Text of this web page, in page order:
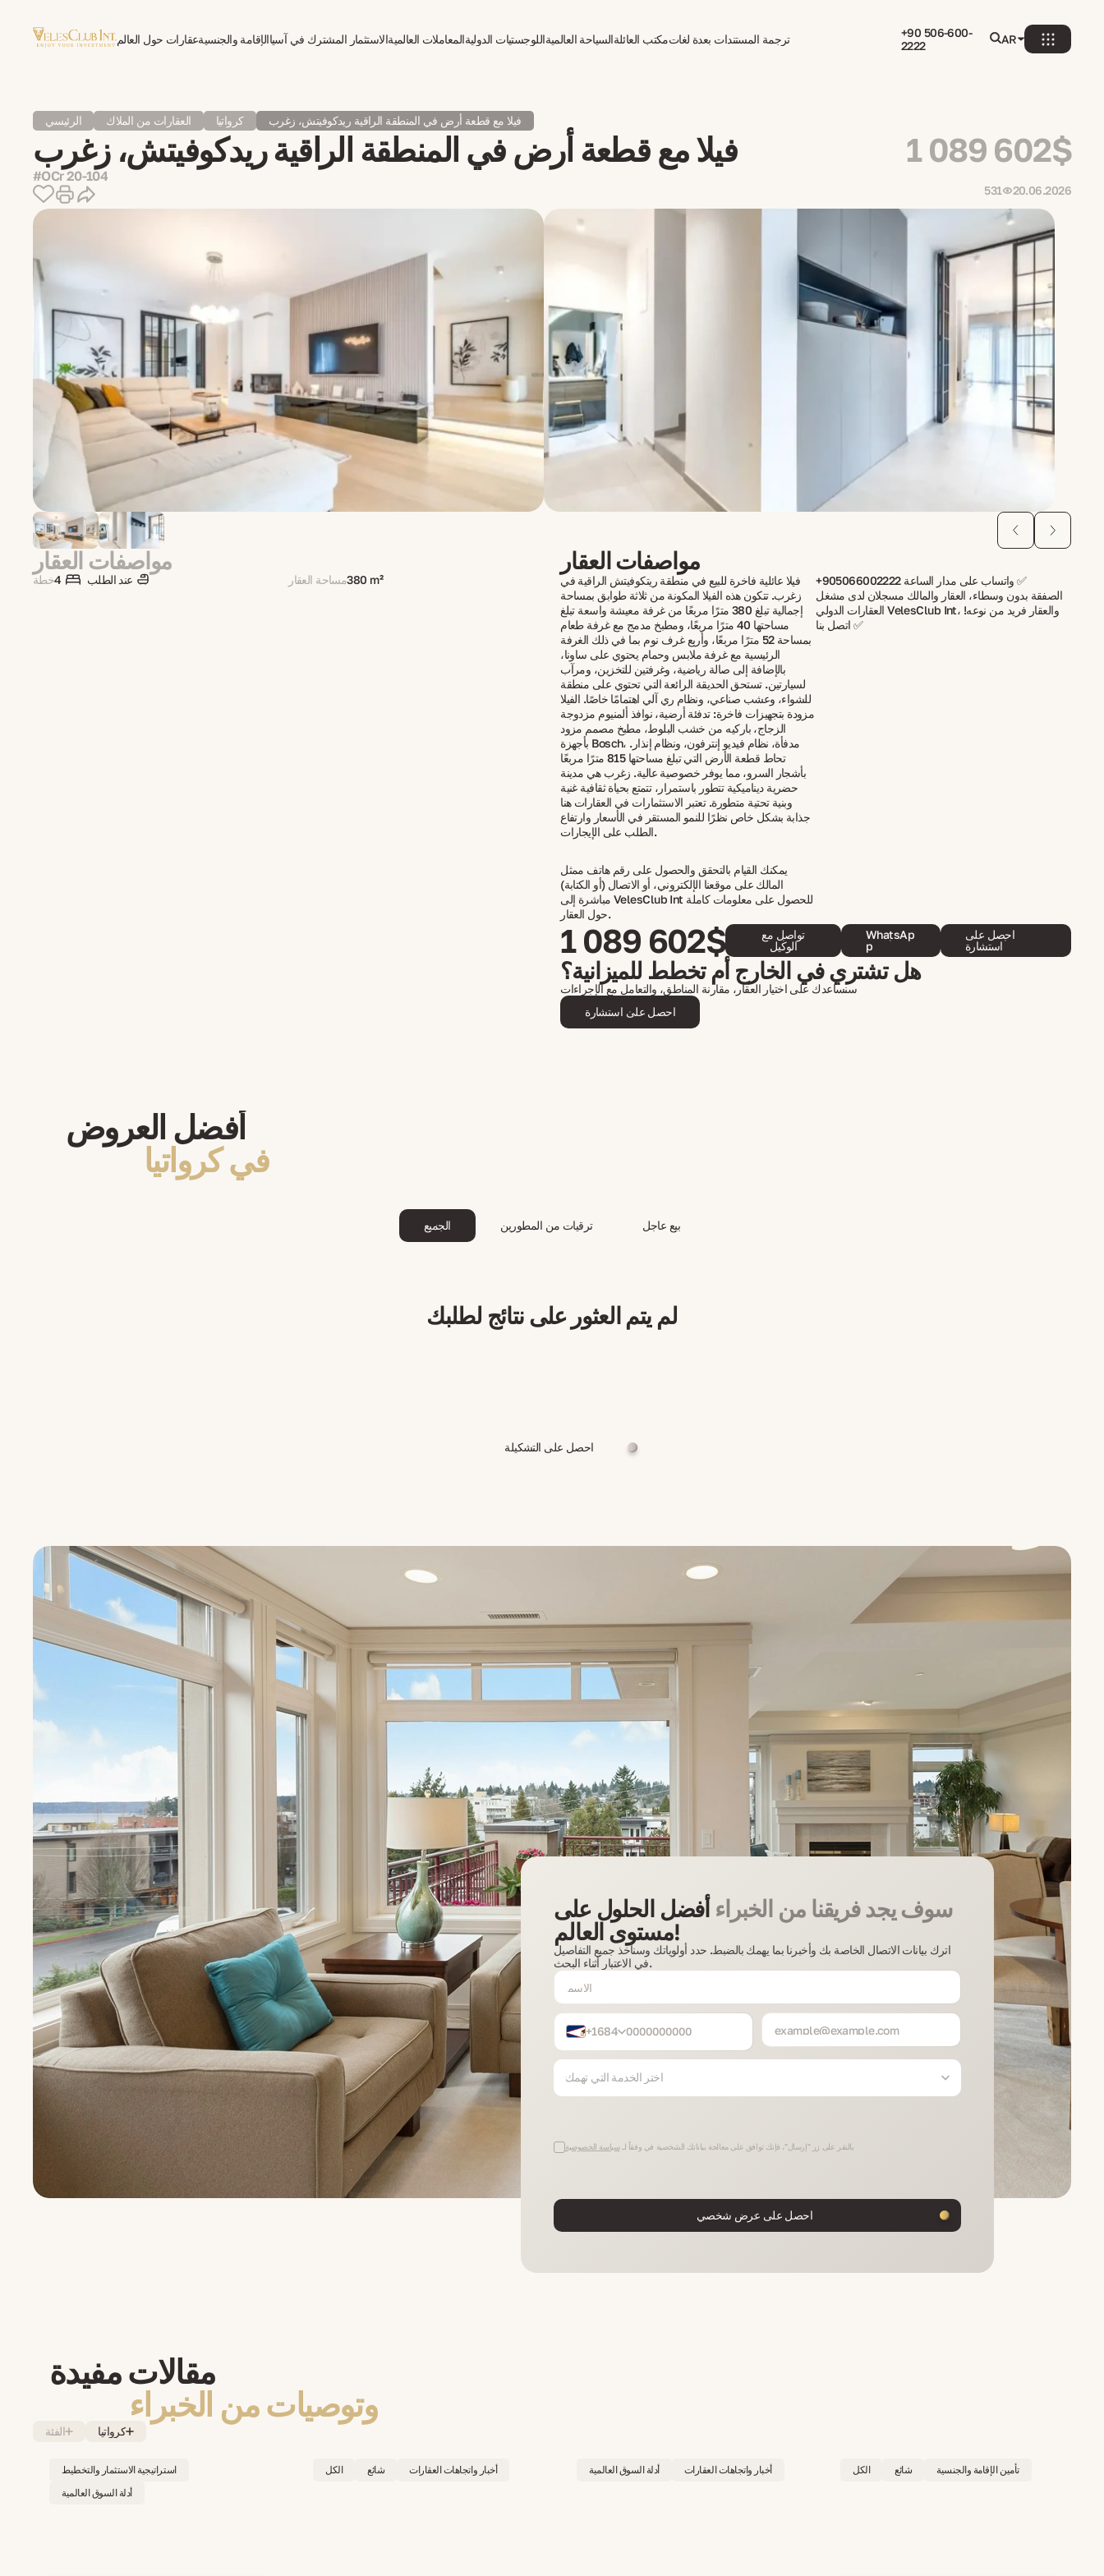
عقارات حول العالمالإقامة والجنسيةالاستثمار المشترك في آسياالمعاملات العالميةاللوجستيات الدوليةالسياحة العالميةمكتب العائلةترجمة المستندات بعدة لغات
+90 506-600-
2222
AR
الرئيسي العقارات من الملاك كرواتيا فيلا مع قطعة أرض في المنطقة الراقية ريدكوفيتش، زغرب
فيلا مع قطعة أرض في المنطقة الراقية ريدكوفيتش، زغرب
#OСr 20-104
1 089 602$
531 20.06.2026
مواصفات العقار
خطة4 عند الطلب مساحة العقار380 m²
مواصفات العقار
فيلا عائلية فاخرة للبيع في منطقة ريتكوفيتش الراقية في
زغرب. تتكون هذه الفيلا المكونة من ثلاثة طوابق بمساحة
إجمالية تبلغ 380 مترًا مربعًا من غرفة معيشة واسعة تبلغ
مساحتها 40 مترًا مربعًا، ومطبخ مدمج مع غرفة طعام
بمساحة 52 مترًا مربعًا، وأربع غرف نوم بما في ذلك الغرفة
الرئيسية مع غرفة ملابس وحمام يحتوي على ساونا،
بالإضافة إلى صالة رياضية، وغرفتين للتخزين، ومرآب
لسيارتين. تستحق الحديقة الرائعة التي تحتوي على منطقة
للشواء، وعشب صناعي، ونظام ري آلي اهتمامًا خاصًا. الفيلا
مزودة بتجهيزات فاخرة: تدفئة أرضية، نوافذ ألمنيوم مزدوجة
الزجاج، باركيه من خشب البلوط، مطبخ مصمم مزود
بأجهزة Bosch، مدفأة، نظام فيديو إنترفون، ونظام إنذار.
تحاط قطعة الأرض التي تبلغ مساحتها 815 مترًا مربعًا
بأشجار السرو، مما يوفر خصوصية عالية. زغرب هي مدينة
حضرية ديناميكية تتطور باستمرار، تتمتع بحياة ثقافية غنية
وبنية تحتية متطورة. تعتبر الاستثمارات في العقارات هنا
جذابة بشكل خاص نظرًا للنمو المستقر في الأسعار وارتفاع
الطلب على الإيجارات.
يمكنك القيام بالتحقق والحصول على رقم هاتف ممثل
المالك على موقعنا الإلكتروني، أو الاتصال (أو الكتابة)
مباشرة إلى VelesClub Int للحصول على معلومات كاملة
حول العقار.
+905066002222 واتساب على مدار الساعة ✅
الصفقة بدون وسطاء، العقار والمالك مسجلان لدى مشغل
العقارات الدولي VelesClub Int، والعقار فريد من نوعه!
اتصل بنا ✅
1 089 602$
تواصل مع
الوكيل
WhatsAp
p
احصل على
استشارة
هل تشتري في الخارج أم تخطط للميزانية؟
سنساعدك على اختيار العقار، مقارنة المناطق، والتعامل مع الإجراءات
احصل على استشارة
أفضل العروض
في كرواتيا
الجميع ترقيات من المطورين بيع عاجل
لم يتم العثور على نتائج لطلبك
احصل على التشكيلة
سوف يجد فريقنا من الخبراء أفضل الحلول على
مستوى العالم!
اترك بيانات الاتصال الخاصة بك وأخبرنا بما يهمك بالضبط. حدد أولوياتك وسنأخذ جميع التفاصيل
في الاعتبار أثناء البحث.
+1684
اختر الخدمة التي تهمك
بالنقر على زر "إرسال"، فإنك توافق على معالجة بياناتك الشخصية في وفقاً لـ سياسة الخصوصية
احصل على عرض شخصي
مقالات مفيدة
وتوصيات من الخبراء
الفئة كرواتيا
استراتيجية الاستثمار والتخطيط
أدلة السوق العالمية
الكل شائع أخبار واتجاهات العقارات أدلة السوق العالمية أخبار واتجاهات العقارات الكل شائع تأمين الإقامة والجنسية